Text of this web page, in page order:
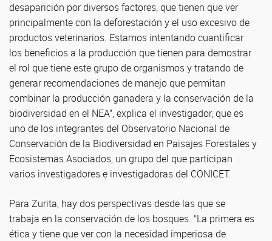
desaparición por diversos factores, que tienen que ver
principalmente con la deforestación y el uso excesivo de
productos veterinarios. Estamos intentando cuantificar
los beneficios a la producción que tienen para demostrar
el rol que tiene este grupo de organismos y tratando de
generar recomendaciones de manejo que permitan
combinar la producción ganadera y la conservación de la
biodiversidad en el NEA”, explica el investigador, que es
uno de los integrantes del Observatorio Nacional de
Conservación de la Biodiversidad en Paisajes Forestales y
Ecosistemas Asociados, un grupo del que participan
varios investigadores e investigadoras del CONICET.
Para Zurita, hay dos perspectivas desde las que se
trabaja en la conservación de los bosques. “La primera es
ética y tiene que ver con la necesidad imperiosa de